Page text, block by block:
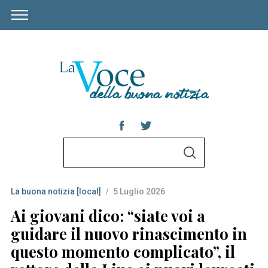
r
c
h
f
o
S
La buona notizia [local] 5 Luglio 2026
Ai giovani dico: “siate voi a
guidare il nuovo rinascimento in
questo momento complicato”, il